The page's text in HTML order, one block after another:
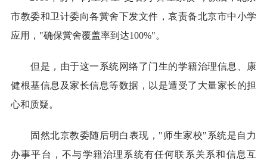
市教委和卫计委向各黉舍下发文件，哀责备北京市中小学
应用，"确保黉舍覆盖率到达100%"。
但是，由于这一系统网络了门生的学籍治理信息、康
健根基信息及家长信息等数据，以是遭受了大量家长的担
心和质疑。
固然北京教委随后明白表现，"师生家校"系统是自力
办事平台，不与学籍治理系统有任何联系关系和信息互